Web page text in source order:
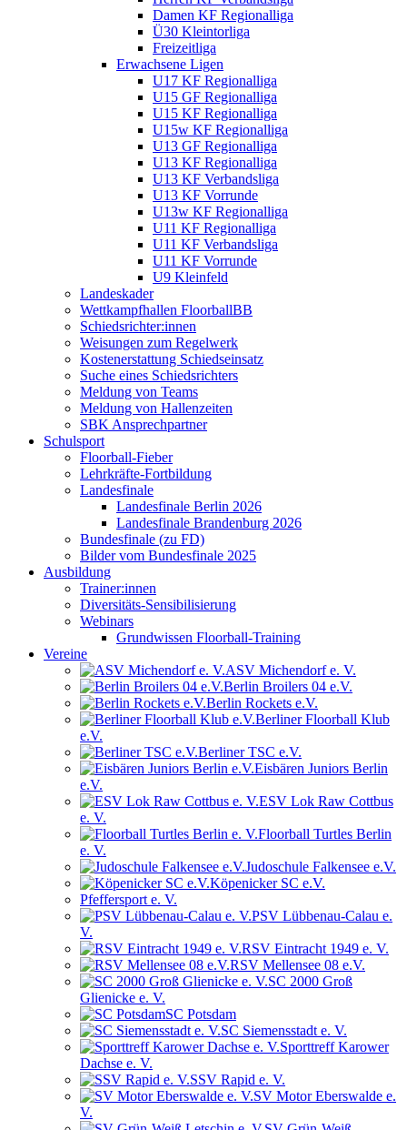
Damen KF Regionalliga
Ü30 Kleintorliga
Freizeitliga
Erwachsene Ligen
U17 KF Regionalliga
U15 GF Regionalliga
U15 KF Regionalliga
U15w KF Regionalliga
U13 GF Regionalliga
U13 KF Regionalliga
U13 KF Verbandsliga
U13 KF Vorrunde
U13w KF Regionalliga
U11 KF Regionalliga
U11 KF Verbandsliga
U11 KF Vorrunde
U9 Kleinfeld
Landeskader
Wettkampfhallen FloorballBB
Schiedsrichter:innen
Weisungen zum Regelwerk
Kostenerstattung Schiedseinsatz
Suche eines Schiedsrichters
Meldung von Teams
Meldung von Hallenzeiten
SBK Ansprechpartner
Schulsport
Floorball-Fieber
Lehrkräfte-Fortbildung
Landesfinale
Landesfinale Berlin 2026
Landesfinale Brandenburg 2026
Bundesfinale (zu FD)
Bilder vom Bundesfinale 2025
Ausbildung
Trainer:innen
Diversitäts-Sensibilisierung
Webinars
Grundwissen Floorball-Training
Vereine
ASV Michendorf e. V.
Berlin Broilers 04 e.V.
Berlin Rockets e.V.
Berliner Floorball Klub
e.V.
Berliner TSC e.V.
Eisbären Juniors Berlin
e.V.
ESV Lok Raw Cottbus
e. V.
Floorball Turtles Berlin
e. V.
Judoschule Falkensee e.V.
Köpenicker SC e.V.
Pfeffersport e. V.
PSV Lübbenau-Calau e.
V.
RSV Eintracht 1949 e. V.
RSV Mellensee 08 e.V.
SC 2000 Groß
Glienicke e. V.
SC Potsdam
SC Siemensstadt e. V.
Sporttreff Karower
Dachse e. V.
SSV Rapid e. V.
SV Motor Eberswalde e.
V.